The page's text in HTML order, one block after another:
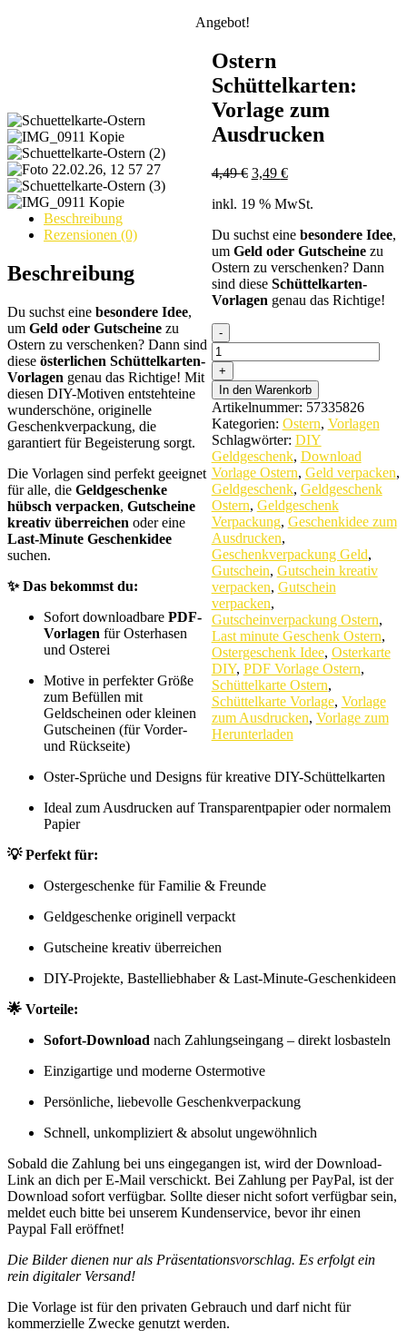
Angebot!
Ostern
Schüttelkarten:
Vorlage zum
Ausdrucken
4,49€ Ursprünglicher
war:
3,49 €Aktueller
ist:
inkl. 19 % MwSt.
Du suchst eine besondere Idee,
um Geld oder Gutscheinezu
Ostern zu verschenken? Dann
sind diese Schüttelkarten-
Vorlagen genau das Richtige!
Ostern
Schüttelkarten:
Vorlage
zum
Ausdrucken
quantity
In den Warenkorb
Artikelnummer: 57335826
Kategorien: Ostern, Vorlagen
Schlagwörter: DIY
Geldgeschenk, Download
Vorlage Ostern, Geld verpacken,
Geldgeschenk, Geldgeschenk
Ostern, Geldgeschenk
Verpackung, Geschenkidee zum
Ausdrucken,
Geschenkverpackung Geld,
Gutschein, Gutschein kreativ
verpacken, Gutschein
verpacken,
Gutscheinverpackung Ostern,
Last minute Geschenk Ostern,
Ostergeschenk Idee, Osterkarte
DIY, PDF Vorlage Ostern,
Schüttelkarte Ostern,
Schüttelkarte Vorlage, Vorlage
zum Ausdrucken, Vorlage zum
Herunterladen
Beschreibung
Rezensionen (0)
Beschreibung
Du suchst eine besondere Idee,
um Geld oder Gutscheine zu
Ostern zu verschenken? Dann sind
diese österlichen Schüttelkarten-
Vorlagen genau das Richtige! Mit
diesen DIY-Motiven entstehteine
wunderschöne, originelle
Geschenkverpackung, die
garantiert für Begeisterung sorgt.
Die Vorlagen sind perfekt geeignet
für alle, die Geldgeschenke
hübsch verpacken, Gutscheine
kreativ überreichen oder eine
Last-Minute Geschenkidee
suchen.
✨ Das bekommst du:
Sofort downloadbare PDF-
Vorlagen für Osterhasen
und Osterei
Motive in perfekter Größe
zum Befüllen mit
Geldscheinen oder kleinen
Gutscheinen (für Vorder-
und Rückseite)
Oster-Sprüche und Designs für kreative DIY-Schüttelkarten
Ideal zum Ausdrucken auf Transparentpapier oder normalem
Papier
💡 Perfekt für:
Ostergeschenke für Familie & Freunde
Geldgeschenke originell verpackt
Gutscheine kreativ überreichen
DIY-Projekte, Bastelliebhaber & Last-Minute-Geschenkideen
🌟 Vorteile:
Sofort-Download nach Zahlungseingang – direkt losbasteln
Einzigartige und moderne Ostermotive
Persönliche, liebevolle Geschenkverpackung
Schnell, unkompliziert & absolut ungewöhnlich
Sobald die Zahlung bei uns eingegangen ist, wird der Download-
Link an dich per E-Mail verschickt. Bei Zahlung per PayPal, ist der
Download sofort verfügbar. Sollte dieser nicht sofort verfügbar sein,
meldet euch bitte bei unserem Kundenservice, bevor ihr einen
Paypal Fall eröffnet!
Die Bilder dienen nur als Präsentationsvorschlag. Es erfolgt ein
rein digitaler Versand!
Die Vorlage ist für den privaten Gebrauch und darf nicht für
kommerzielle Zwecke genutzt werden.